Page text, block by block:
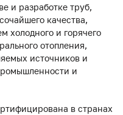
и разработке труб,
качества,
холодного и горячего
отопления,
источников и
и
в странах